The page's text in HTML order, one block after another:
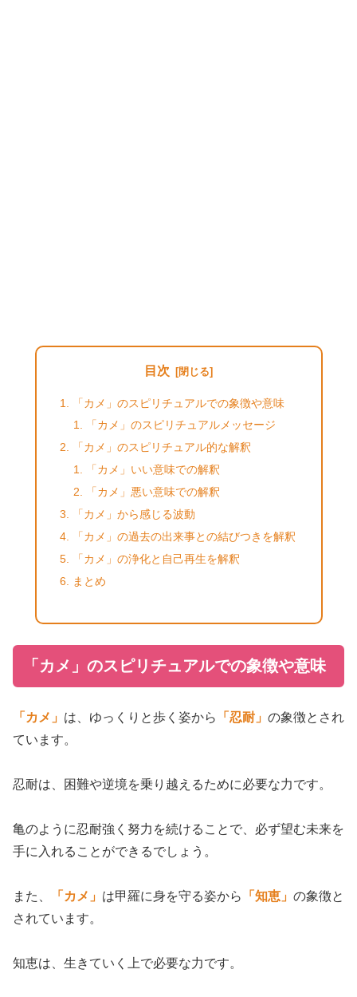
目次
「カメ」のスピリチュアルでの象徴や意味
「カメ」のスピリチュアルメッセージ
「カメ」のスピリチュアル的な解釈
「カメ」いい意味での解釈
「カメ」悪い意味での解釈
「カメ」から感じる波動
「カメ」の過去の出来事との結びつきを解釈
「カメ」の浄化と自己再生を解釈
まとめ
「カメ」のスピリチュアルでの象徴や意味
「カメ」 は、ゆっくりと歩く姿から 「忍耐」 の象徴とされ
ています。
忍耐は、困難や逆境を乗り越えるために必要な力です。
亀のように忍耐強く努力を続けることで、必ず望む未来を
手に入れることができるでしょう。
また、 「カメ」 は甲羅に身を守る姿から 「知恵」 の象徴と
されています。
知恵は、生きていく上で必要な力です。